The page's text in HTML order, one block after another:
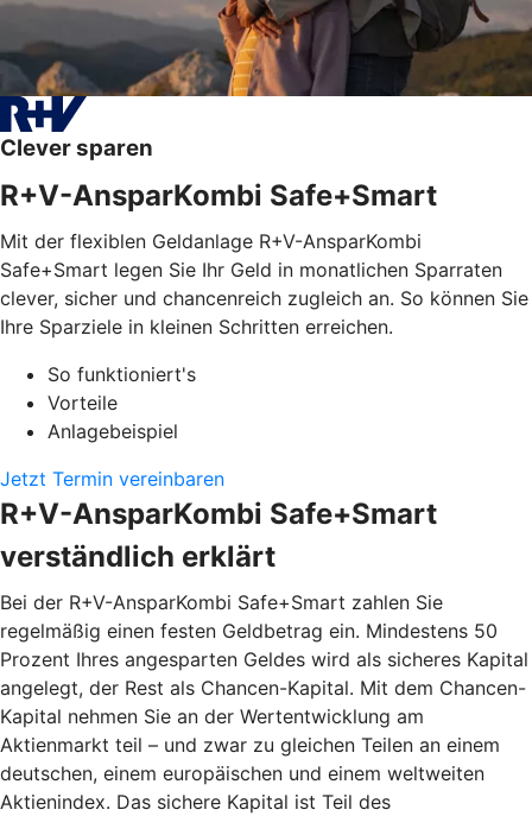
Clever sparen
R+V-AnsparKombi Safe+Smart
Mit der flexiblen Geldanlage R+V-AnsparKombi
Safe+Smart legen Sie Ihr Geld in monatlichen Sparraten
clever, sicher und chancenreich zugleich an. So können Sie
Ihre Sparziele in kleinen Schritten erreichen.
So funktioniert's
Vorteile
Anlagebeispiel
Jetzt Termin vereinbaren
R+V-AnsparKombi Safe+Smart
verständlich erklärt
Bei der R+V-AnsparKombi Safe+Smart zahlen Sie
regelmäßig einen festen Geldbetrag ein. Mindestens 50
Prozent Ihres angesparten Geldes wird als sicheres Kapital
angelegt, der Rest als Chancen-Kapital. Mit dem Chancen-
Kapital nehmen Sie an der Wertentwicklung am
Aktienmarkt teil – und zwar zu gleichen Teilen an einem
deutschen, einem europäischen und einem weltweiten
Aktienindex. Das sichere Kapital ist Teil des